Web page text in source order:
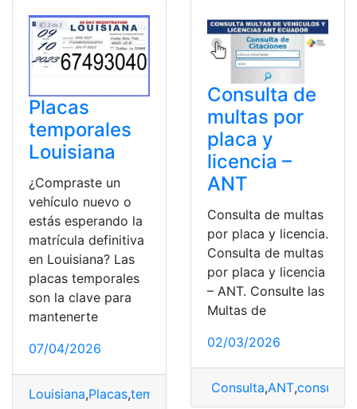
Placas
temporales
Louisiana
¿Compraste un
vehículo nuevo o
estás esperando la
matrícula definitiva
en Louisiana? Las
placas temporales
son la clave para
mantenerte
07/04/2026
Louisiana,Placas,temporales
Consulta de
multas por
placa y
licencia –
ANT
Consulta de multas
por placa y licencia.
Consulta de multas
por placa y licencia
– ANT. Consulte las
Multas de
02/03/2026
Consulta,ANT,consulta